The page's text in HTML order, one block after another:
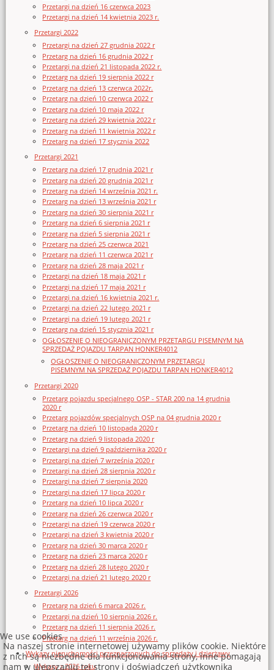
Przetargi na dzień 16 czerwca 2023
Przetargi na dzień 14 kwietnia 2023 r.
Przetargi 2022
Przetargi na dzień 27 grudnia 2022 r
Przetarg na dzień 16 grudnia 2022 r
Przetargi na dzień 21 listopada 2022 r.
Przetarg na dzień 19 sierpnia 2022 r
Przetarg na dzień 13 czerwca 2022r.
Przetarg na dzień 10 czerwca 2022 r
Przetarg na dzień 10 maja 2022 r
Przetarg na dzień 29 kwietnia 2022 r
Przetarg na dzień 11 kwietnia 2022 r
Przetarg na dzień 17 stycznia 2022
Przetargi 2021
Przetarg na dzień 17 grudnia 2021 r
Przetarg na dzień 20 grudnia 2021 r
Przetarg na dzień 14 września 2021 r.
Przetarg na dzień 13 września 2021 r
Przetarg na dzień 30 sierpnia 2021 r
Przetarg na dzień 6 sierpnia 2021 r
Przetarg na dzień 5 sierpnia 2021 r
Przetarg na dzień 25 czerwca 2021
Przetarg na dzień 11 czerwca 2021 r
Przetarg na dzień 28 maja 2021 r
Przetargi na dzień 18 maja 2021 r
Przetargi na dzień 17 maja 2021 r
Przetargi na dzień 16 kwietnia 2021 r.
Przetargi na dzień 22 lutego 2021 r
Przetargi na dzień 19 lutego 2021 r
Przetarg na dzień 15 stycznia 2021 r
OGŁOSZENIE O NIEOGRANICZONYM PRZETARGU PISEMNYM NA
SPRZEDAŻ POJAZDU TARPAN HONKER4012
OGŁOSZENIE O NIEOGRANICZONYM PRZETARGU
PISEMNYM NA SPRZEDAŻ POJAZDU TARPAN HONKER4012
Przetargi 2020
Przetarg pojazdu specjalnego OSP - STAR 200 na 14 grudnia
2020 r
Przetarg pojazdów specjalnych OSP na 04 grudnia 2020 r
Przetarg na dzień 10 listopada 2020 r
Przetarg na dzień 9 listopada 2020 r
Przetargi na dzień 9 października 2020 r
Przetargi na dzień 7 września 2020 r
Przetargi na dzień 28 sierpnia 2020 r
Przetargi na dzień 7 sierpnia 2020
Przetargi na dzień 17 lipca 2020 r
Przetarg na dzień 10 lipca 2020 r
Przetarg na dzień 26 czerwca 2020 r
Przetargi na dzień 19 czerwca 2020 r
Przetargi na dzień 3 kwietnia 2020 r
Przetarg na dzień 30 marca 2020 r
Przetarg na dzień 23 marca 2020 r
Przetarg na dzień 28 lutego 2020 r
Przetargi na dzień 21 lutego 2020 r
Przetargi 2026
Przetarg na dzień 6 marca 2026 r.
Przetargi na dzień 10 sierpnia 2026 r.
Przetarg na dzień 11 sierpnia 2026 r.
Przetarg na dzień 11 września 2026 r.
Wykazy nieruchomości przeznaczonych do sprzedaży i dzierżawy
Wykazy z 2026 roku
We use cookies
Na naszej stronie internetowej używamy plików cookie. Niektóre
z nich są niezbędne dla funkcjonowania strony, inne pomagają
nam w ulepszaniu tej strony i doświadczeń użytkownika